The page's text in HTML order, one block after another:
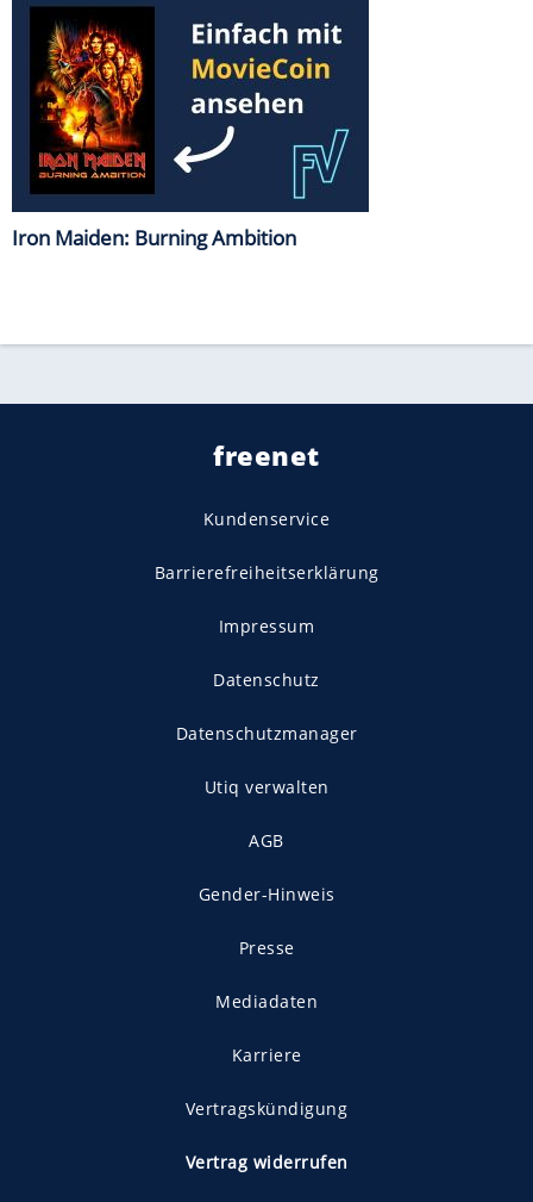
Iron Maiden: Burning Ambition
freenet
Kundenservice
Barrierefreiheitserklärung
Impressum
Datenschutz
Datenschutzmanager
Utiq verwalten
AGB
Gender-Hinweis
Presse
Mediadaten
Karriere
Vertragskündigung
Vertrag widerrufen